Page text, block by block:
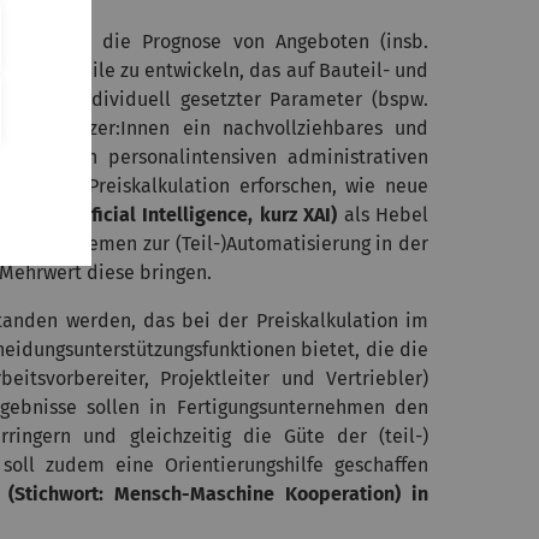
für die Prognose von Angeboten (insb.
zu entwickeln, das auf Bauteil- und
und individuell gesetzter Parameter (bspw.
die Nutzer:Innen ein nachvollziehbares und
bei den personalintensiven administrativen
der Preiskalkulation erforschen, wie neue
Artificial Intelligence, kurz XAI) als Hebel
KI-Systemen zur (Teil-)Automatisierung in der
diese bringen.
werden, das bei der Preiskalkulation im
bietet, die die
Projektleiter und Vertriebler)
sollen in Fertigungsunternehmen den
und gleichzeitig die Güte der (teil-)
zudem eine Orientierungshilfe geschaffen
Mensch-Maschine Kooperation) in